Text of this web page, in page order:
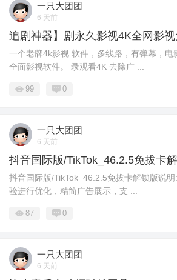
一只大团团
6 天前
追剧神器】剧永久影视4K全网影
一个老牌4k影视 软件，多线路，有弹幕，电
全面影视软件。 录观看4K 去除广 ...
99 0
一只大团团
6 天前
抖音国际版/TikTok_46.2.5免拔卡
抖音国际版/TikTok_46.2.5免拔卡解锁版说
验进行优化，精简广告展示，支 ...
87 0
一只大团团
6 天前